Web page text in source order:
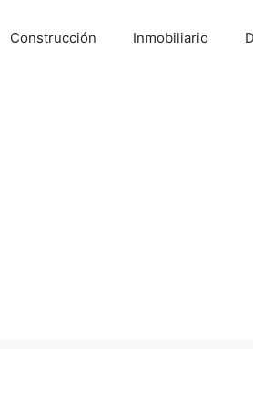
Construcción Inmobiliario